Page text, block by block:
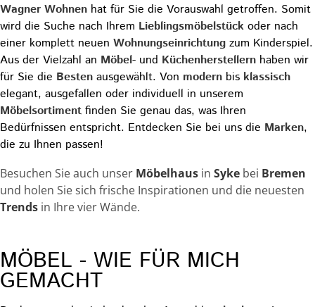
Wagner Wohnen hat für Sie die Vorauswahl getroffen. Somit
wird die Suche nach Ihrem Lieblingsmöbelstück oder nach
einer komplett neuen Wohnungseinrichtung zum Kinderspiel.
Aus der Vielzahl an Möbel- und Küchenherstellern haben wir
für Sie die Besten ausgewählt. Von modern bis klassisch
elegant, ausgefallen oder individuell in unserem
Möbelsortiment finden Sie genau das, was Ihren
Bedürfnissen entspricht. Entdecken Sie bei uns die Marken,
die zu Ihnen passen!
Besuchen Sie auch unser Möbelhaus in Syke bei Bremen
und holen Sie sich frische Inspirationen und die neuesten
Trends in Ihre vier Wände.
MÖBEL - WIE FÜR MICH
GEMACHT